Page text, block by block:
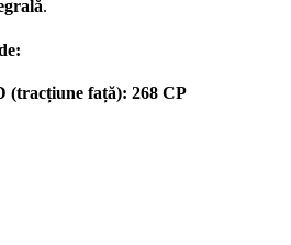
.
(tracțiune față): 268 CP